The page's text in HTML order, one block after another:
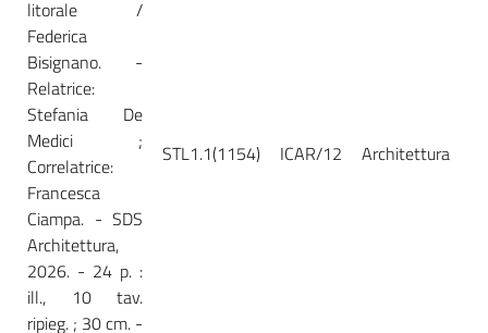
litorale /
Federica
Bisignano. -
Relatrice:
Stefania De
Medici ;
Correlatrice:
Francesca
Ciampa. - SDS
Architettura,
2026. - 24 p. :
ill., 10 tav.
ripieg. ; 30 cm. -
STL1.1(1154) ICAR/12 Architettura